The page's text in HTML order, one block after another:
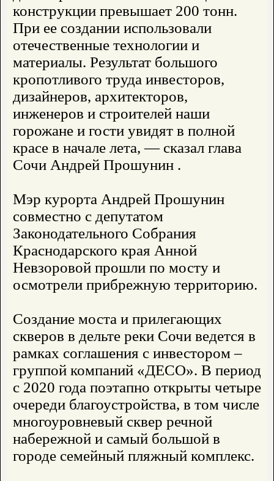
конструкции превышает 200 тонн.
При ее создании использовали
отечественные технологии и
материалы. Результат большого
кропотливого труда инвесторов,
дизайнеров, архитекторов,
инженеров и строителей наши
горожане и гости увидят в полной
красе в начале лета, — сказал глава
Сочи Андрей Прошунин .
Мэр курорта Андрей Прошунин
совместно с депутатом
Законодательного Собрания
Краснодарского края Анной
Невзоровой прошли по мосту и
осмотрели прибрежную территорию.
Создание моста и прилегающих
скверов в дельте реки Сочи ведется в
рамках соглашения с инвестором –
группой компаний «ДЕСО». В период
с 2020 года поэтапно открыты четыре
очереди благоустройства, в том числе
многоуровневый сквер речной
набережной и самый большой в
городе семейный пляжный комплекс.